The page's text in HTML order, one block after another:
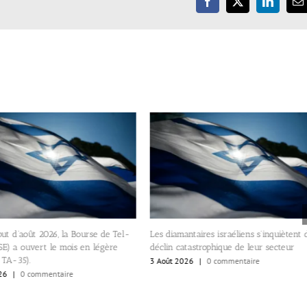
Facebook
X LinkedIn
d’août 2026, la Bourse de Tel-
a ouvert le mois en légère
35).
| 0 commentaire
Les diamantaires israéliens s’inquiètent
déclin catastrophique de leur secteur
3 Août 2026 | 0 commentaire